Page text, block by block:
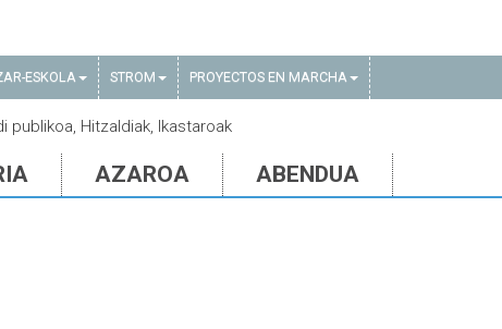
ESKOLA STROM PROYECTOS EN MARCHA
publikoa, Hitzaldiak, Ikastaroak
AZAROA ABENDUA